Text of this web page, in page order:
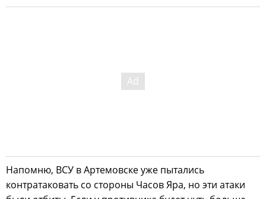
Напомню, ВСУ в Артемовске уже пытались
контратаковать со стороны Часов Яра, но эти атаки